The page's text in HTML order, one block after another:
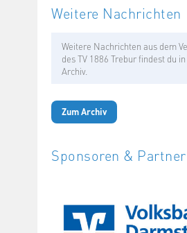
Weitere Nachrichten
Weitere Nachrichten aus dem
des TV 1886 Trebur findest du
Archiv.
Zum Archiv
Sponsoren & Partner